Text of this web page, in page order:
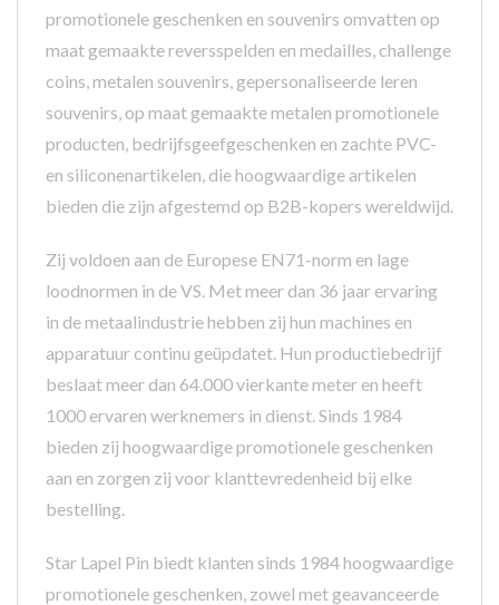
promotionele geschenken en souvenirs omvatten op
maat gemaakte reversspelden en medailles, challenge
coins, metalen souvenirs, gepersonaliseerde leren
souvenirs, op maat gemaakte metalen promotionele
producten, bedrijfsgeefgeschenken en zachte PVC-
en siliconenartikelen, die hoogwaardige artikelen
bieden die zijn afgestemd op B2B-kopers wereldwijd.
Zij voldoen aan de Europese EN71-norm en lage
loodnormen in de VS. Met meer dan 36 jaar ervaring
in de metaalindustrie hebben zij hun machines en
apparatuur continu geüpdatet. Hun productiebedrijf
beslaat meer dan 64.000 vierkante meter en heeft
1000 ervaren werknemers in dienst. Sinds 1984
bieden zij hoogwaardige promotionele geschenken
aan en zorgen zij voor klanttevredenheid bij elke
bestelling.
Star Lapel Pin biedt klanten sinds 1984 hoogwaardige
promotionele geschenken, zowel met geavanceerde